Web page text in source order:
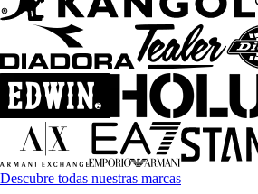
Descubre todas nuestras marcas